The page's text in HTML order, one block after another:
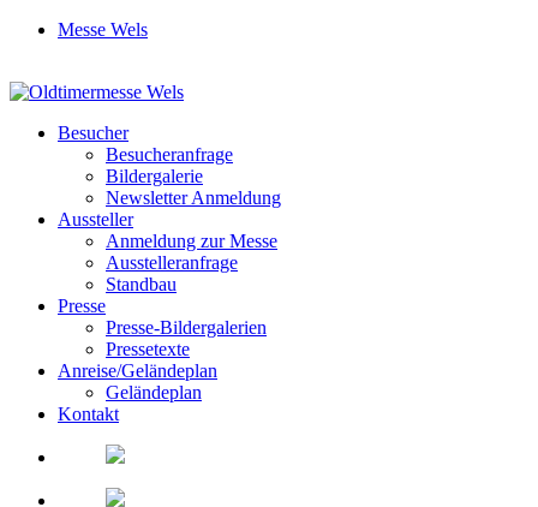
Messe Wels
Besucher
Besucheranfrage
Bildergalerie
Newsletter Anmeldung
Aussteller
Anmeldung zur Messe
Ausstelleranfrage
Standbau
Presse
Presse-Bildergalerien
Pressetexte
Anreise/Geländeplan
Geländeplan
Kontakt